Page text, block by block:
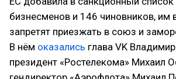
бизнесменов и 146 чиновников, им
запретят приезжать в союз и
В нём оказались глава VK
президент «Ростелекома» Михаил